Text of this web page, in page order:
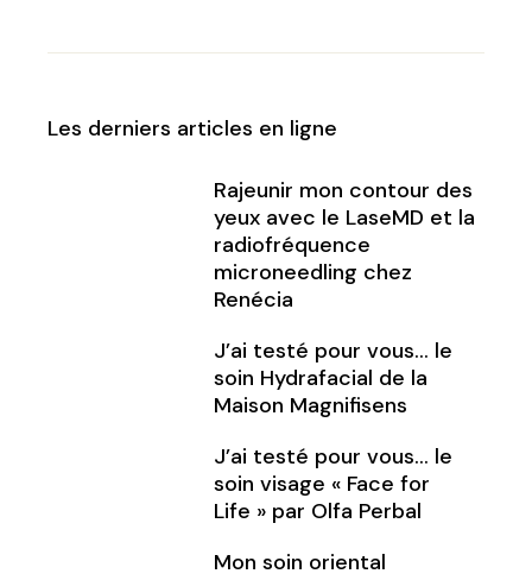
Les derniers articles en ligne
Rajeunir mon contour des
yeux avec le LaseMD et la
radiofréquence
microneedling chez
Renécia
J’ai testé pour vous… le
soin Hydrafacial de la
Maison Magnifisens
J’ai testé pour vous… le
soin visage « Face for
Life » par Olfa Perbal
Mon soin oriental